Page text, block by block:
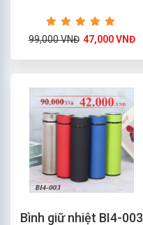
99,000 VNĐ 47,000 VNĐ
Bình giữ nhiệt BI4-003